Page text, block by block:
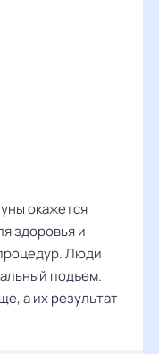
окажется
здоровья и
Люди
подъем.
а их результат